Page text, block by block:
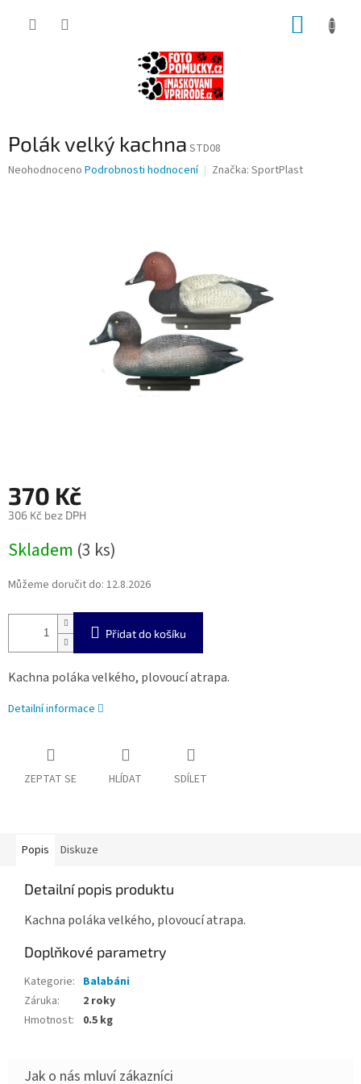
Polák velký kachna STD08
Průměrné
Neohodnoceno Podrobnosti hodnocení Značka: SportPlast
370 Kč
306 Kč bez DPH
cena:
Skladem (3 ks)
Můžeme doručit do: 12.8.2026
Přidat do košíku
Kachna poláka velkého, plovoucí atrapa.
Detailní informace
ZEPTAT SE HLÍDAT SDÍLET
Popis Diskuze
Detailní popis produktu
Kachna poláka velkého, plovoucí atrapa.
Doplňkové parametry
Kategorie: Balabáni
Záruka:
2 roky
Hmotnost: 0.5 kg